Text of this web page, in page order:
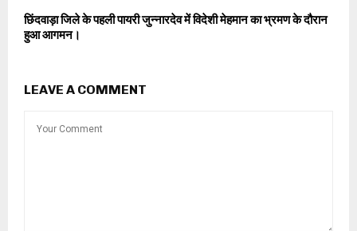
छिंदवाड़ा जिले के पहली पायरी जुन्नारदेव में विदेशी मेहमान का भ्रमण के दौरान
हुआ आगमन।
LEAVE A COMMENT